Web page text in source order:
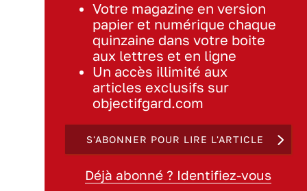
Votre magazine en version
papier et numérique chaque
quinzaine dans votre boite
aux lettres et en ligne
Un accès illimité aux
articles exclusifs sur
objectifgard.com
S'ABONNER POUR LIRE L'ARTICLE
Déjà abonné ? Identifiez-vous